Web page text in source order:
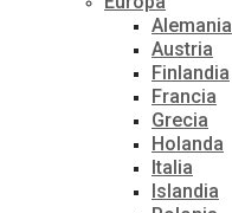
Alemania
Austria
Finlandia
Francia
Grecia
Holanda
Italia
Islandia